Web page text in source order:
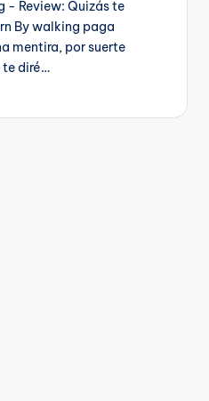
- Review: Quizás te
By walking paga
mentira, por suerte
diré…